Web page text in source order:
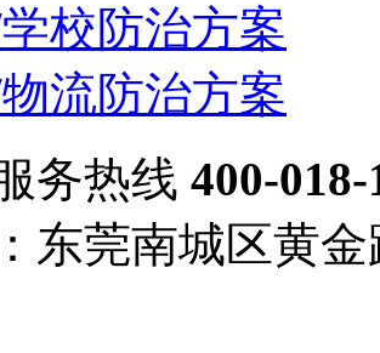
校防治方案
流防治方案
务热线 400-018-
东莞南城区黄